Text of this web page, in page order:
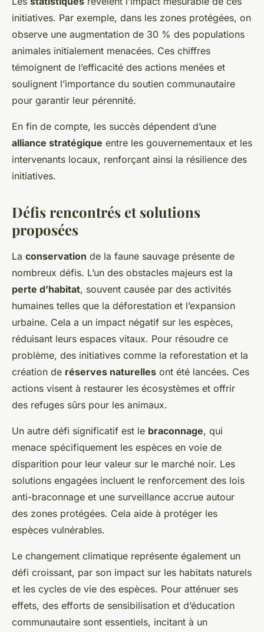
initiatives. Par exemple, dans les zones protégées, on
observe une augmentation de 30 % des populations
animales initialement menacées. Ces chiffres
témoignent de l’efficacité des actions menées et
soulignent l’importance du soutien communautaire
pour garantir leur pérennité.
En fin de compte, les succès dépendent d’une
alliance stratégique entre les gouvernementaux et les
intervenants locaux, renforçant ainsi la résilience des
initiatives.
Défis rencontrés et solutions
proposées
La conservation de la faune sauvage présente de
nombreux défis. L’un des obstacles majeurs est la
perte d’habitat, souvent causée par des activités
humaines telles que la déforestation et l’expansion
urbaine. Cela a un impact négatif sur les espèces,
réduisant leurs espaces vitaux. Pour résoudre ce
problème, des initiatives comme la reforestation et la
création de réserves naturelles ont été lancées. Ces
actions visent à restaurer les écosystèmes et offrir
des refuges sûrs pour les animaux.
Un autre défi significatif est le braconnage, qui
menace spécifiquement les espèces en voie de
disparition pour leur valeur sur le marché noir. Les
solutions engagées incluent le renforcement des lois
anti-braconnage et une surveillance accrue autour
des zones protégées. Cela aide à protéger les
espèces vulnérables.
Le changement climatique représente également un
défi croissant, par son impact sur les habitats naturels
et les cycles de vie des espèces. Pour atténuer ses
effets, des efforts de sensibilisation et d’éducation
communautaire sont essentiels, incitant à un